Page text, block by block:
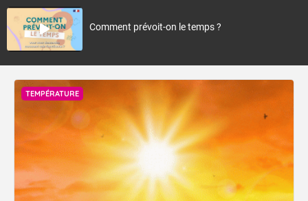
Comment prévoit-on le temps ?
TEMPÉRATURE